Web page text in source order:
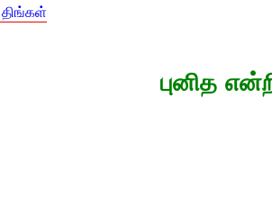
புனித